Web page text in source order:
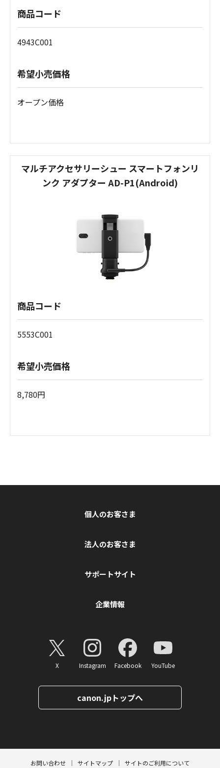
商品コード
4943C001
希望小売価格
オープン価格
マルチアクセサリーシュー スマートフォンリ
ンク アダプター AD-P1(Android)
商品コード
5553C001
希望小売価格
8,780円
個人のお客さま
法人のお客さま
サポートサイト
企業情報
X Instagram Facebook YouTube
canon.jpトップへ
お問い合わせ サイトマップ サイトのご利用について